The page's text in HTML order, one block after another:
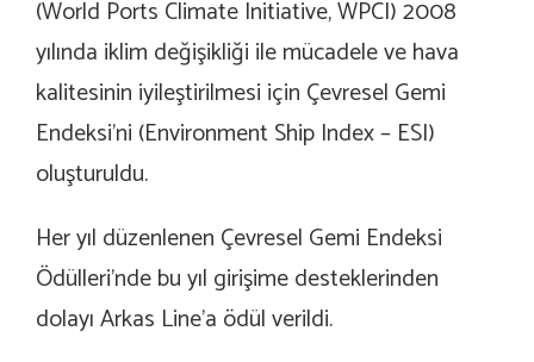
(World Ports Climate Initiative, WPCI) 2008
yılında iklim değişikliği ile mücadele ve hava
kalitesinin iyileştirilmesi için Çevresel Gemi
Endeksi’ni (Environment Ship Index – ESI)
oluşturuldu.
Her yıl düzenlenen Çevresel Gemi Endeksi
Ödülleri’nde bu yıl girişime desteklerinden
dolayı Arkas Line’a ödül verildi.